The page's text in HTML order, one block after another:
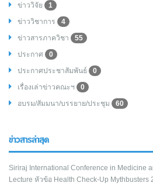
ข่าววิจัย
1
ข่าววิชาการ
4
ข่าวสารภาควิชา
55
ประกาศ
0
ประกาศประชาสัมพันธ์
0
เรื่องเล่าข่าวคณะฯ
0
อบรม/สัมมนา/บรรยาย/ประชุม
60
ข่าวสารล่าสุด
Siriraj International Conference in Medicine
Lecture หัวข้อ Health Check-Up Mythbusters